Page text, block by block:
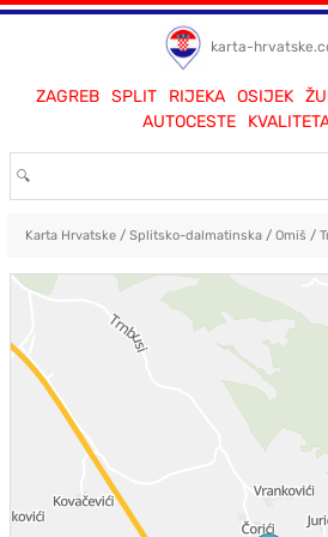
karta-
ZAGREB SPLIT RIJEKA OSIJEK
AUTOCESTE
Karta Hrvatske/ Splitsko-dalmatinska/ Omiš /